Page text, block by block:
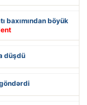
baxımından böyük
düşdü